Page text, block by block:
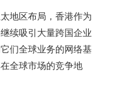
地区布局，香港作为
续吸引大量跨国企业
们全球业务的网络基
全球市场的竞争地